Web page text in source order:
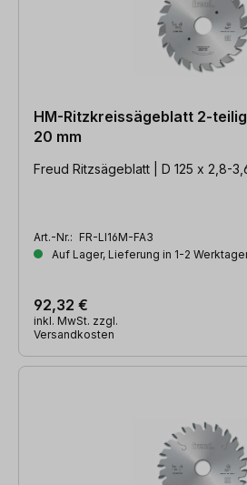
HM-Ritzkreissägeblatt 2-
20 mm
Freud Ritzsägeblatt | D 125 x 2,8-
Art.-Nr.: FR-LI16M-FA3
Auf Lager, Lieferung in 1-2
92,32 €
inkl. MwSt. zzgl.
Versandkosten